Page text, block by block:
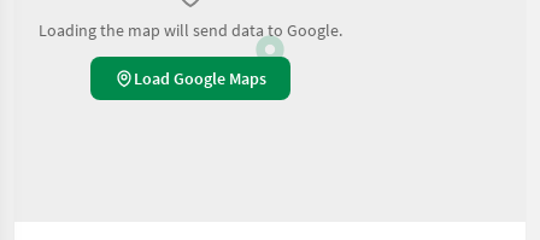
Loading the map will send data to Google.
Load Google Maps